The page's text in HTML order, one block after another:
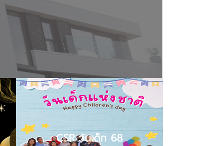
CSR วันเด็ก 68